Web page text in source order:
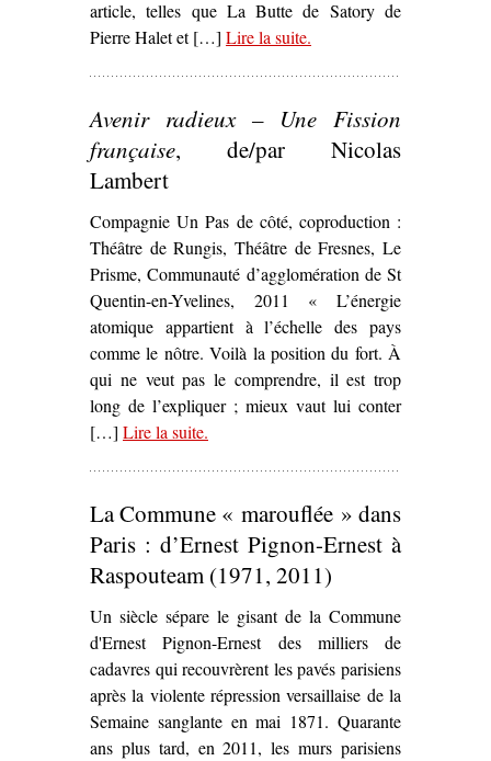
article, telles que La Butte de Satory de
Pierre Halet et […] Lire la suite– ‘La Commune dans les
.
Avenir radieux – Une Fission
française, de/par Nicolas
Lambert
Compagnie Un Pas de côté, coproduction :
Théâtre de Rungis, Théâtre de Fresnes, Le
Prisme, Communauté d’agglomération de St
Quentin-en-Yvelines, 2011 « L’énergie
atomique appartient à l’échelle des pays
comme le nôtre. Voilà la position du fort. À
qui ne veut pas le comprendre, il est trop
long de l’expliquer ; mieux vaut lui conter
[…] Lire la suite– ‘
.
La Commune « marouflée » dans
Paris : d’Ernest Pignon-Ernest à
Raspouteam (1971, 2011)
Un siècle sépare le gisant de la Commune
d'Ernest Pignon-Ernest des milliers de
cadavres qui recouvrèrent les pavés parisiens
après la violente répression versaillaise de la
Semaine sanglante en mai 1871. Quarante
ans plus tard, en 2011, les murs parisiens